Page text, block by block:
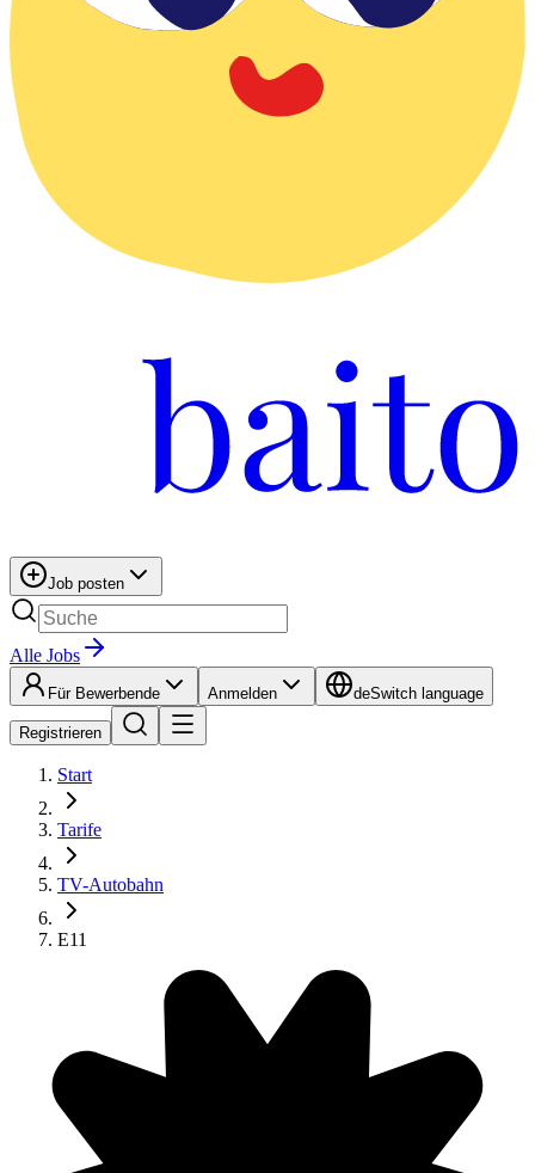
Job posten
Alle Jobs
Für Bewerbende Anmelden deSwitch language
Registrieren
Start
Tarife
TV-Autobahn
E11